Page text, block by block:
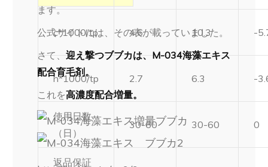
c*1000/tp 4.6 10.3 -
n*1000/tp 2.7 6.3 -
使用日数
（日）
30-60 30-60 0
返品保証
ます。
公式サイトには、その表が載っていました。
さて、迎え撃つブブカは、M-034海藻エキス
配合育毛剤。
これを高濃度配合増量。